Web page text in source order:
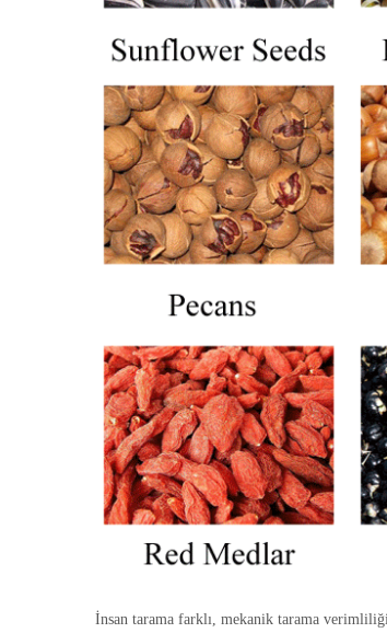
İnsan tarama farklı, mekanik tarama